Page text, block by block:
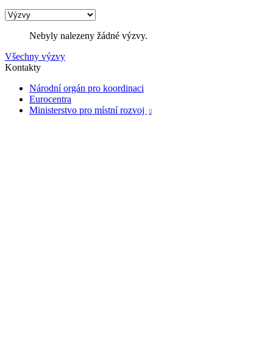
Nebyly nalezeny žádné výzvy.
Všechny výzvy
Kontakty
Národní orgán pro koordinaci
Eurocentra
Ministerstvo pro místní rozvoj
